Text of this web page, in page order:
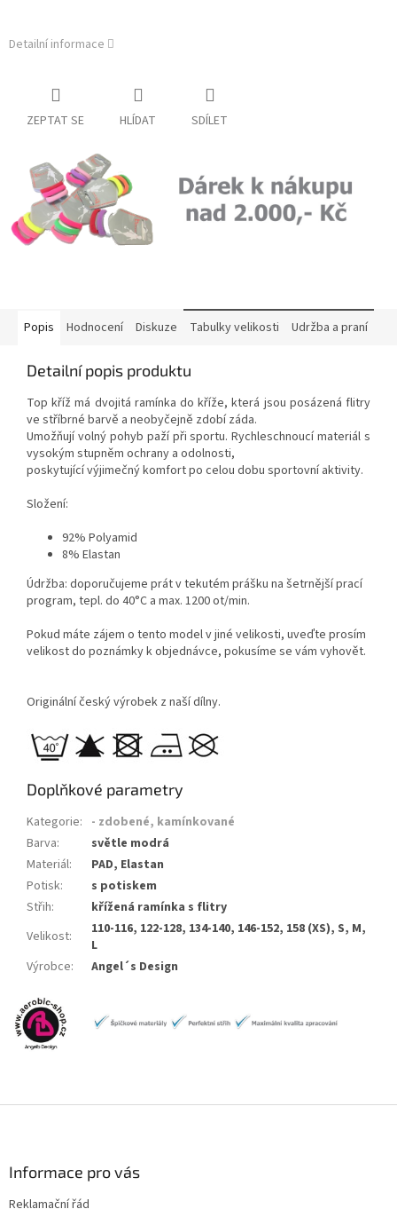
Detailní informace
ZEPTAT SE HLÍDAT SDÍLET
Popis Hodnocení Diskuze Tabulky velikosti Udržba a praní
Detailní popis produktu
Top kříž má dvojitá ramínka do kříže, která jsou posázená flitry
ve stříbrné barvě a neobyčejně zdobí záda.
Umožňují volný pohyb paží při sportu. Rychleschnoucí materiál s
vysokým stupněm ochrany a odolnosti,
poskytující výjimečný komfort po celou dobu sportovní aktivity.
Složení:
92% Polyamid
8% Elastan
Údržba: doporučujeme prát v tekutém prášku na šetrnější prací
program, tepl. do 40°C a max. 1200 ot/min.
Pokud máte zájem o tento model v jiné velikosti, uveďte prosím
velikost do poznámky k objednávce, pokusíme se vám vyhovět.
Originální český výrobek z naší dílny.
Doplňkové parametry
Kategorie: - zdobené, kamínkované
Barva:
světle modrá
Materiál:
PAD, Elastan
Potisk:
s potiskem
Střih:
křížená ramínka s flitry
Velikost:
110-116, 122-128, 134-140, 146-152, 158 (XS), S, M,
L
Výrobce: Angel´s Design
Informace pro vás
Reklamační řád